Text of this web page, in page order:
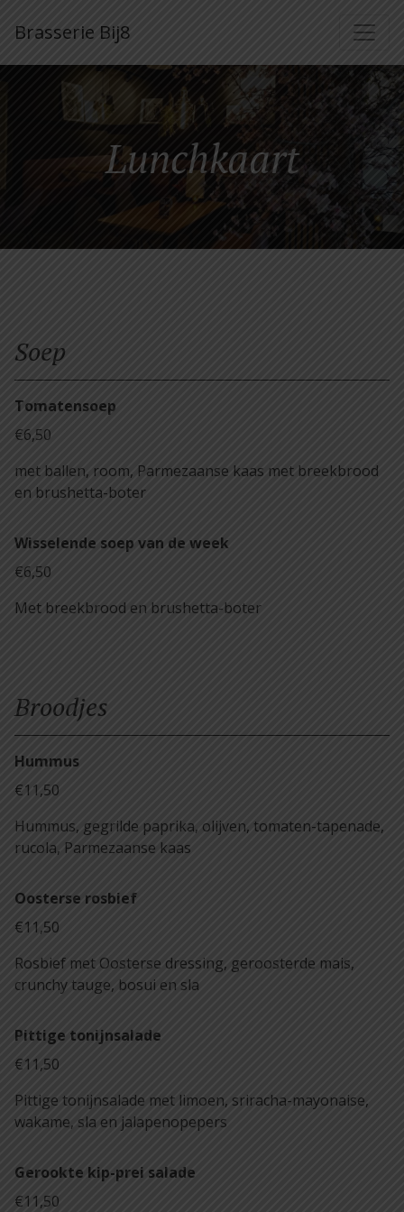
Brasserie Bij8
Lunchkaart
Soep
Tomatensoep
€6,50
met ballen, room, Parmezaanse kaas met breekbrood
en brushetta-boter
Wisselende soep van de week
€6,50
Met breekbrood en brushetta-boter
Broodjes
Hummus
€11,50
Hummus, gegrilde paprika, olijven, tomaten-tapenade,
rucola, Parmezaanse kaas
Oosterse rosbief
€11,50
Rosbief met Oosterse dressing, geroosterde mais,
crunchy tauge, bosui en sla
Pittige tonijnsalade
€11,50
Pittige tonijnsalade met limoen, sriracha-mayonaise,
wakame, sla en jalapenopepers
Gerookte kip-prei salade
€11,50